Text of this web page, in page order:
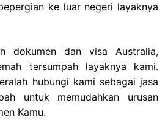
ke luar negeri layaknya
dokumen dan visa Australia,
tersumpah layaknya kami.
hubungi kami sebagai jasa
untuk memudahkan urusan
Kamu.